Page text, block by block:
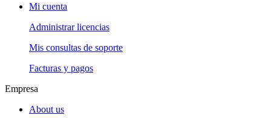
Mi cuenta
Administrar licencias
Mis consultas de soporte
Facturas y pagos
Empresa
About us